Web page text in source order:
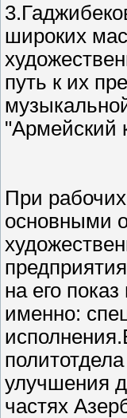
широких
путь к их
"Армейский
При
основными
на его
именно:
улучшения
частях